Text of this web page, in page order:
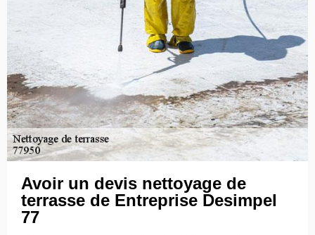
Avoir un devis nettoyage de
terrasse de Entreprise Desimpel
77